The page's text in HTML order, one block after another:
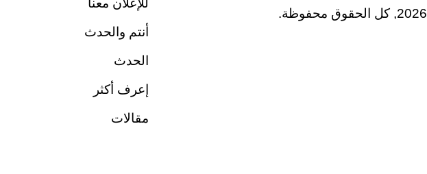
2026, كل الحقوق محفوظة.
للإعلان معنا
أنتم والحدث
الحدث
إعرف أكثر
مقالات